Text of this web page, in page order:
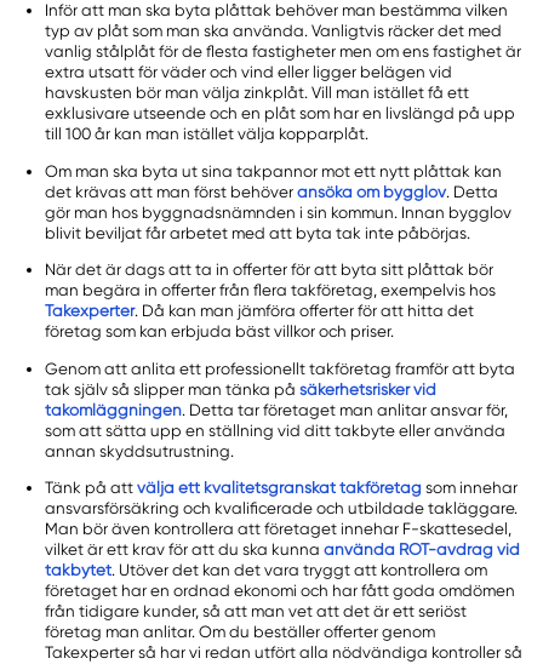
Inför att man ska byta plåttak behöver man bestämma vilken
typ av plåt som man ska använda. Vanligtvis räcker det med
vanlig stålplåt för de flesta fastigheter men om ens fastighet är
extra utsatt för väder och vind eller ligger belägen vid
havskusten bör man välja zinkplåt. Vill man istället få ett
exklusivare utseende och en plåt som har en livslängd på upp
till 100 år kan man istället välja kopparplåt.
Om man ska byta ut sina takpannor mot ett nytt plåttak kan
det krävas att man först behöver ansöka om bygglov. Detta
gör man hos byggnadsnämnden i sin kommun. Innan bygglov
blivit beviljat får arbetet med att byta tak inte påbörjas.
När det är dags att ta in offerter för att byta sitt plåttak bör
man begära in offerter från flera takföretag, exempelvis hos
Takexperter. Då kan man jämföra offerter för att hitta det
företag som kan erbjuda bäst villkor och priser.
Genom att anlita ett professionellt takföretag framför att byta
tak själv så slipper man tänka på säkerhetsrisker vid
takomläggningen. Detta tar företaget man anlitar ansvar för,
som att sätta upp en ställning vid ditt takbyte eller använda
annan skyddsutrustning.
Tänk på att välja ett kvalitetsgranskat takföretagsom innehar
ansvarsförsäkring och kvalificerade och utbildade takläggare.
Man bör även kontrollera att företaget innehar F-skattesedel,
vilket är ett krav för att du ska kunna använda ROT-avdrag vid
takbytet. Utöver det kan det vara tryggt att kontrollera om
företaget har en ordnad ekonomi och har fått goda omdömen
från tidigare kunder, så att man vet att det är ett seriöst
företag man anlitar. Om du beställer offerter genom
Takexperter så har vi redan utfört alla nödvändiga kontroller så